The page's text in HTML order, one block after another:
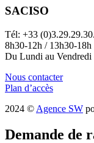
SACISO
Tél: +33
8h30-12h / 13h30-18h
Du Lundi au Vendredi
Nous contacter
Plan d’accès
2024 © Agence SW
Demande de